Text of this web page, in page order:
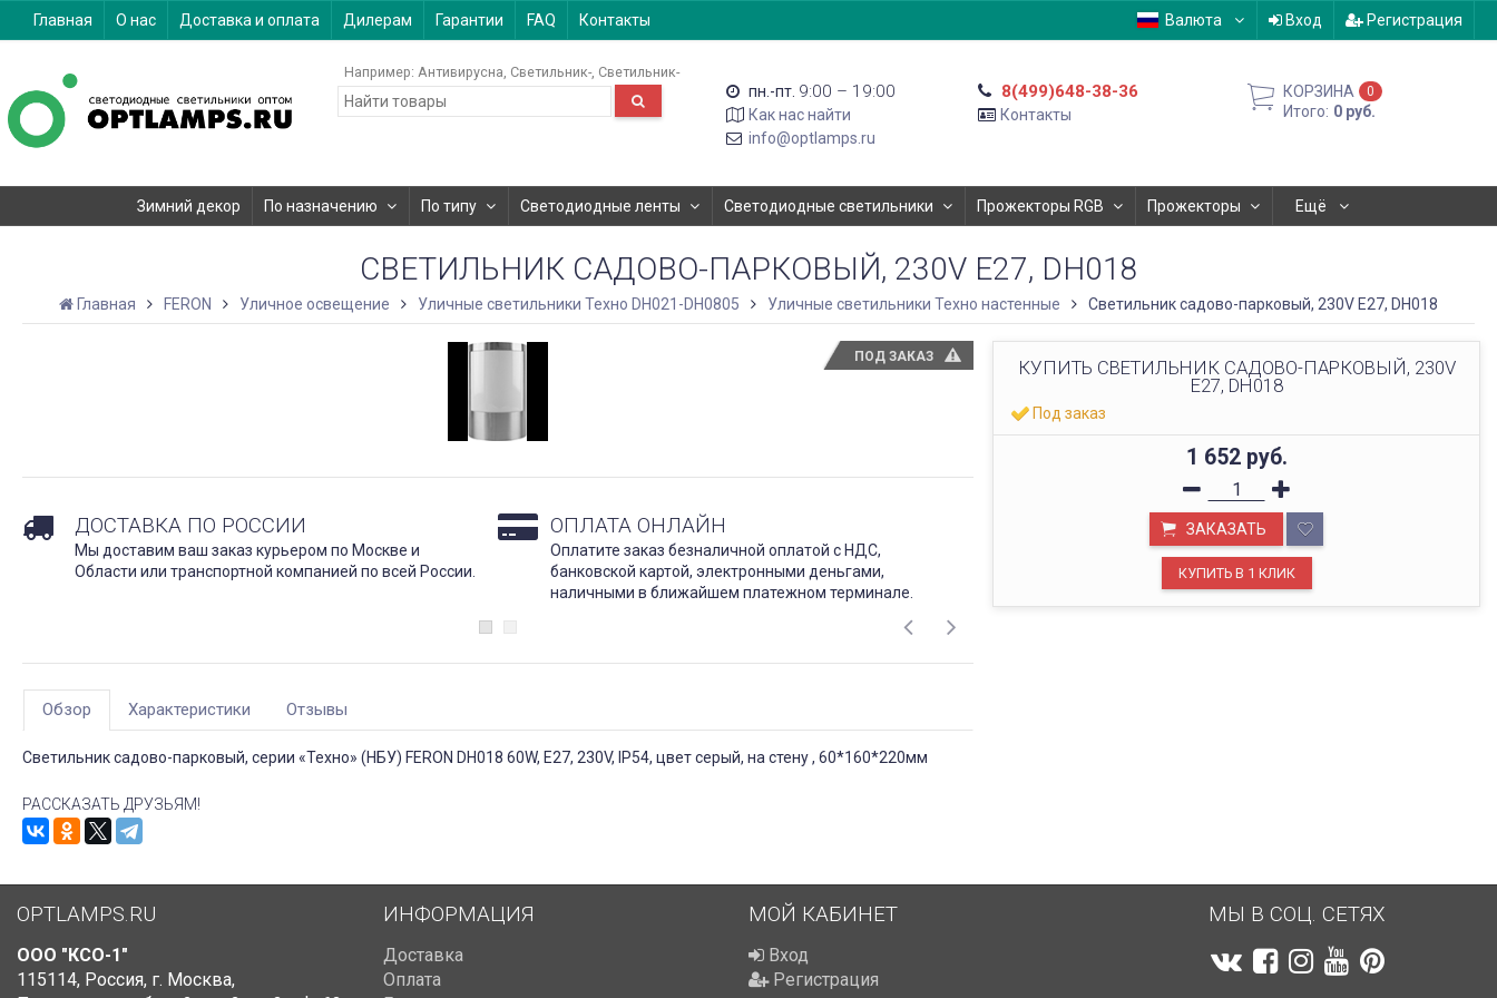
Главная О нас Доставка и оплата Дилерам Гарантии FAQ Контакты Валюта Вход Регистрация
Например: Антивирусна Светильник- Светильник-
пн.-пт. 9:00 – 19:00
Как нас найти
info@optlamps.ru
8(499)648-38-36
Контакты
КОРЗИНА 0
Итого: 0 руб.
Зимний декор По назначению По типу Светодиодные ленты Светодиодные светильники Прожекторы RGB Прожекторы Ещё
СВЕТИЛЬНИК САДОВО-ПАРКОВЫЙ, 230V E27, DH018
Главная FERON Уличное освещение Уличные светильники Техно DH021-DH0805 Уличные светильники Техно настенные Светильник садово-парковый, 230V E27, DH018
ПОД ЗАКАЗ
КУПИТЬ СВЕТИЛЬНИК САДОВО-ПАРКОВЫЙ, 230V
E27, DH018
Под заказ
1 652 руб.
ЗАКАЗАТЬ
ДОСТАВКА ПО РОССИИ
Мы доставим ваш заказ курьером по Москве и
Области или транспортной компанией по всей России.
ОПЛАТА ОНЛАЙН
Оплатите заказ безналичной оплатой с НДС,
банковской картой, электронными деньгами,
наличными в ближайшем платежном терминале.
ОФИС В МОСКВЕ
Будем рады видеть вас в нашем офисе по адресу г.
Москва, Павелецкая наб., д. 2, стр. 2.
Обзор Характеристики Отзывы
Светильник садово-парковый, серии «Техно» (НБУ) FERON DH018 60W, E27, 230V, IP54, цвет серый, на стену , 60*160*220мм
РАССКАЗАТЬ ДРУЗЬЯМ!
OPTLAMPS.RU
ООО "КСО-1"
115114, Россия, г. Москва,
ИНФОРМАЦИЯ
Доставка
Оплата
МОЙ КАБИНЕТ
Вход
Регистрация
МЫ В СОЦ. СЕТЯХ